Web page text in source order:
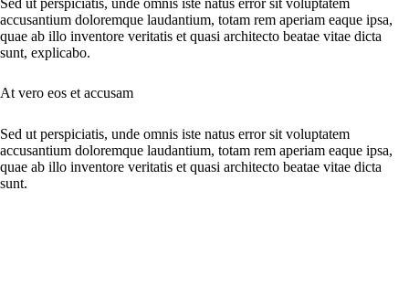
accusantium doloremque laudantium, totam rem aperiam eaque ipsa,
quae ab illo inventore veritatis et quasi architecto beatae vitae dicta
sunt, explicabo.
At vero eos et accusam
Sed ut perspiciatis, unde omnis iste natus error sit voluptatem
accusantium doloremque laudantium, totam rem aperiam eaque ipsa,
quae ab illo inventore veritatis et quasi architecto beatae vitae dicta
sunt.